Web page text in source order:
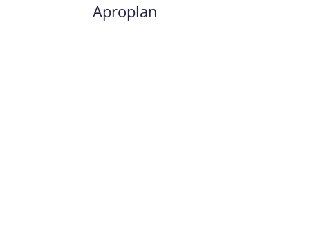
Aproplan